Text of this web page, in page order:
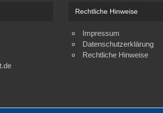
Rechtliche Hinweise
Impressum
Datenschutzerklärung
Rechtliche Hinweise